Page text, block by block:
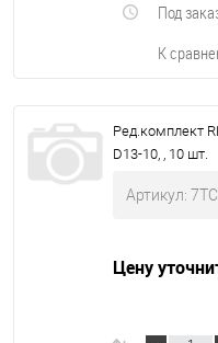
К
Под
Ред.комплект
D13-10, , 10 шт.
Артикул:
Цену